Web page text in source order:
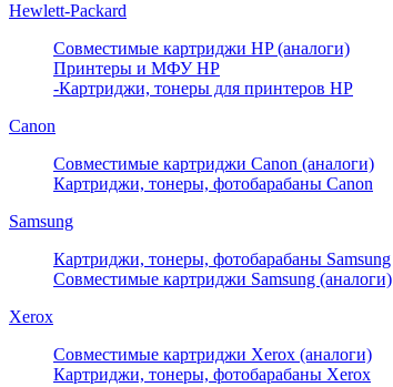
Hewlett-Packard
Совместимые картриджи HP (аналоги)
Принтеры и МФУ HP
-Картриджи, тонеры для принтеров HP
Canon
Совместимые картриджи Canon (аналоги)
Картриджи, тонеры, фотобарабаны Canon
Samsung
Картриджи, тонеры, фотобарабаны Samsung
Совместимые картриджи Samsung (аналоги)
Xerox
Совместимые картриджи Xerox (аналоги)
Картриджи, тонеры, фотобарабаны Xerox